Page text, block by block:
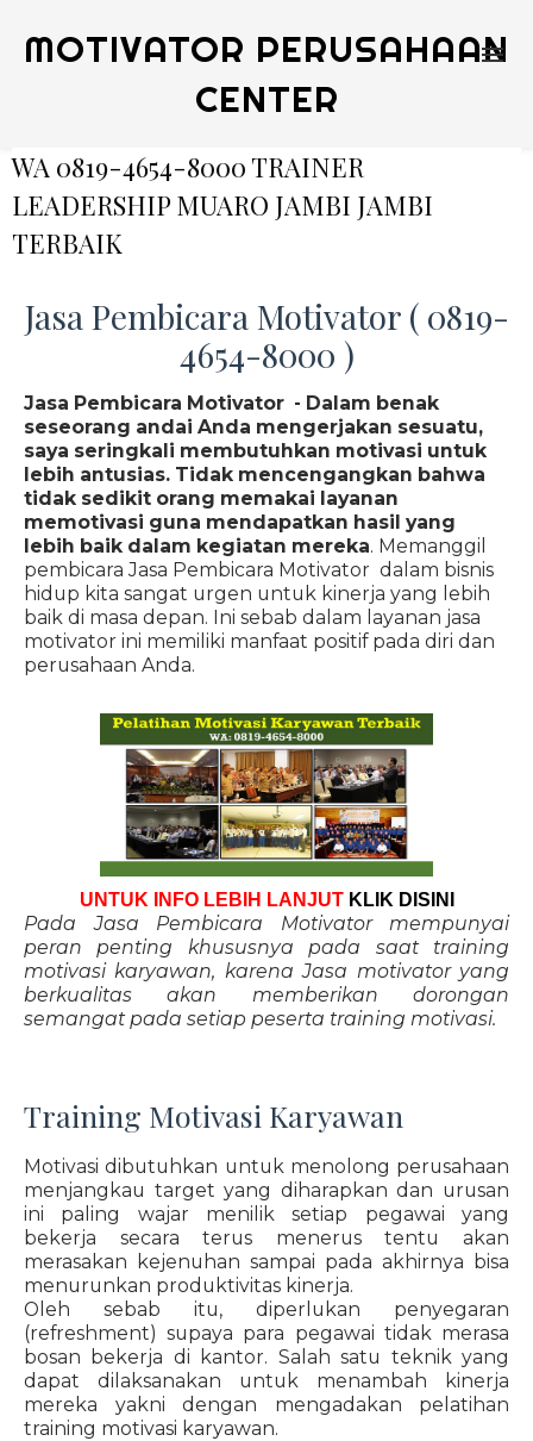
MOTIVATOR PERUSAHAAN
CENTER
WA 0819-4654-8000 TRAINER
LEADERSHIP MUARO JAMBI JAMBI
TERBAIK
Jasa Pembicara Motivator ( 0819-
4654-8000 )
Jasa Pembicara Motivator - Dalam benak
seseorang andai Anda mengerjakan sesuatu,
saya seringkali membutuhkan motivasi untuk
lebih antusias. Tidak mencengangkan bahwa
tidak sedikit orang memakai layanan
memotivasi guna mendapatkan hasil yang
lebih baik dalam kegiatan mereka. Memanggil
pembicara Jasa Pembicara Motivator dalam bisnis
hidup kita sangat urgen untuk kinerja yang lebih
baik di masa depan. Ini sebab dalam layanan jasa
motivator ini memiliki manfaat positif pada diri dan
perusahaan Anda.
UNTUK INFO LEBIH LANJUT KLIK DISINI
Pada Jasa Pembicara Motivator mempunyai
peran penting khususnya pada saat training
motivasi karyawan, karena Jasa motivator yang
berkualitas akan memberikan dorongan
semangat pada setiap peserta training motivasi.
Training Motivasi Karyawan
Motivasi dibutuhkan untuk menolong perusahaan
menjangkau target yang diharapkan dan urusan
ini paling wajar menilik setiap pegawai yang
bekerja secara terus menerus tentu akan
merasakan kejenuhan sampai pada akhirnya bisa
menurunkan produktivitas kinerja.
Oleh sebab itu, diperlukan penyegaran
(refreshment) supaya para pegawai tidak merasa
bosan bekerja di kantor. Salah satu teknik yang
dapat dilaksanakan untuk menambah kinerja
mereka yakni dengan mengadakan pelatihan
training motivasi karyawan.